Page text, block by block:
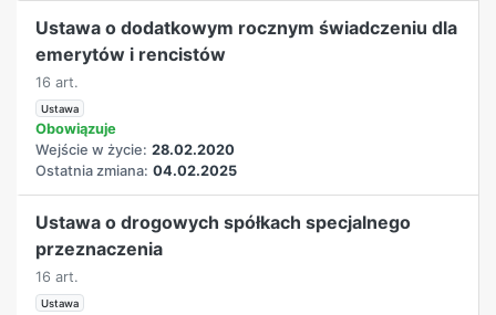
Ustawa o dodatkowym rocznym świadczeniu dla
emerytów i rencistów
16 art.
Ustawa
Obowiązuje
Wejście w życie: 28.02.2020
Ostatnia zmiana: 04.02.2025
Ustawa o drogowych spółkach specjalnego
przeznaczenia
16 art.
Ustawa